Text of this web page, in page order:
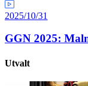
2025/10/31
GGN 2025:
Utvalt